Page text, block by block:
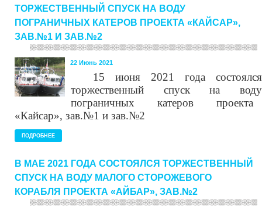
ТОРЖЕСТВЕННЫЙ СПУСК НА ВОДУ
ПОГРАНИЧНЫХ КАТЕРОВ ПРОЕКТА «КАЙСАР»,
ЗАВ.№1 И ЗАВ.№2
22 Июнь 2021
15 июня2021 года состоялся
торжественный спуск на воду
пограничных
катеров
проекта
«Кайсар», зав.№1 и зав.№2
ПОДРОБНЕЕ
В МАЕ 2021 ГОДА СОСТОЯЛСЯ ТОРЖЕСТВЕННЫЙ
СПУСК НА ВОДУ МАЛОГО СТОРОЖЕВОГО
КОРАБЛЯ ПРОЕКТА «АЙБАР», ЗАВ.№2